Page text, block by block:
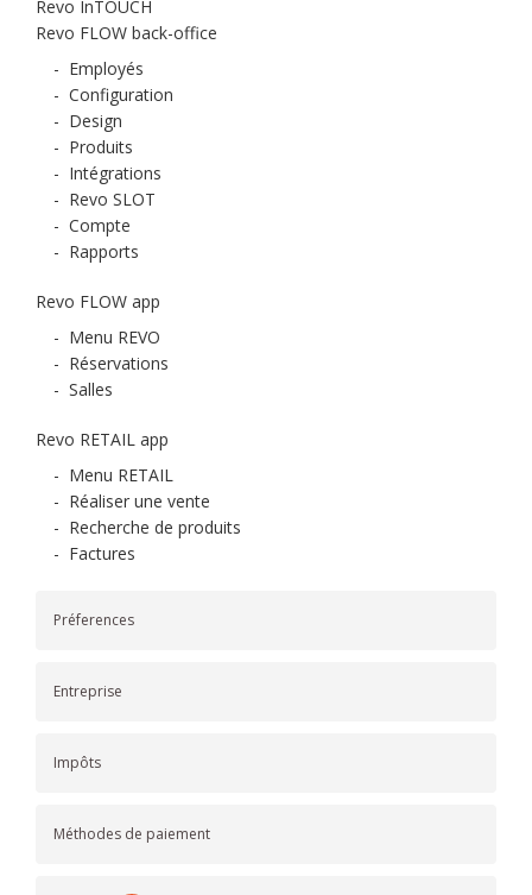
Revo InTOUCH
Revo FLOW back-office
- Employés
- Configuration
- Design
- Produits
- Intégrations
- Revo SLOT
- Compte
- Rapports
Revo FLOW app
- Menu REVO
- Réservations
- Salles
Revo RETAIL app
- Menu RETAIL
- Réaliser une vente
- Recherche de produits
- Factures
Préferences
Entreprise
Impôts
Méthodes de paiement